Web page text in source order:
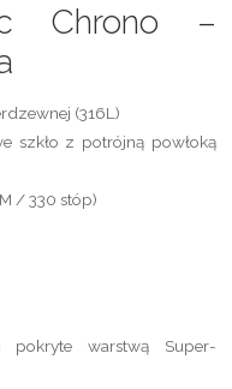
Chrono –
(316L)
szkło z potrójną powłoką
/ 330 stóp)
warstwą Super-